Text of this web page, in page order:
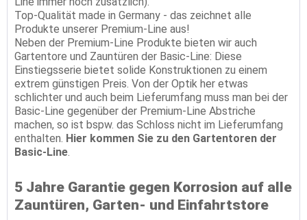
Top-Qualität made in Germany - das zeichnet alle
Produkte unserer Premium-Line aus!
Neben der Premium-Line Produkte bieten wir auch
Gartentore und Zauntüren der Basic-Line: Diese
Einstiegsserie bietet solide Konstruktionen zu einem
extrem günstigen Preis. Von der Optik her etwas
schlichter und auch beim Lieferumfang muss man bei der
Basic-Line gegenüber der Premium-Line Abstriche
machen, so ist bspw. das Schloss nicht im Lieferumfang
enthalten. Hier kommen Sie zu den Gartentoren der
Basic-Line.
5 Jahre Garantie gegen Korrosion auf alle
Zauntüren, Garten- und Einfahrtstore